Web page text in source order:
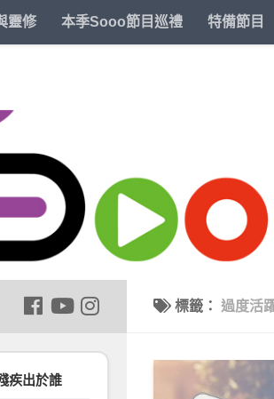
靈修 本季Sooo節目巡禮 特備節目
標籤： 過度活
疾出於誰